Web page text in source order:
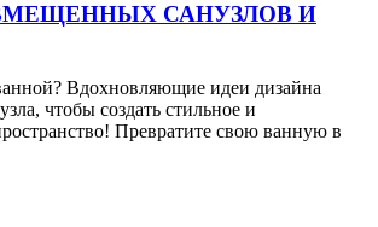
САНУЗЛОВ И
Вдохновляющие идеи дизайна
чтобы создать стильное и
Превратите свою ванную в